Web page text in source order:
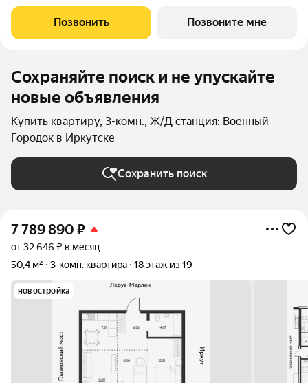
уникальный жилой комплекс на первой береговой линии,
расположенный на живописном полуострове в
Позвонить Позвоните мне
Сохраняйте поиск и не упускайте
новые объявления
Купить квартиру, 3-комн., Ж/Д станция: Военный
Городок в Иркутске
Сохранить поиск
7 789 890 ₽
от 32 646 ₽ в месяц
50,4 м²
3-комн. квартира 18 этаж из 19
новостройка